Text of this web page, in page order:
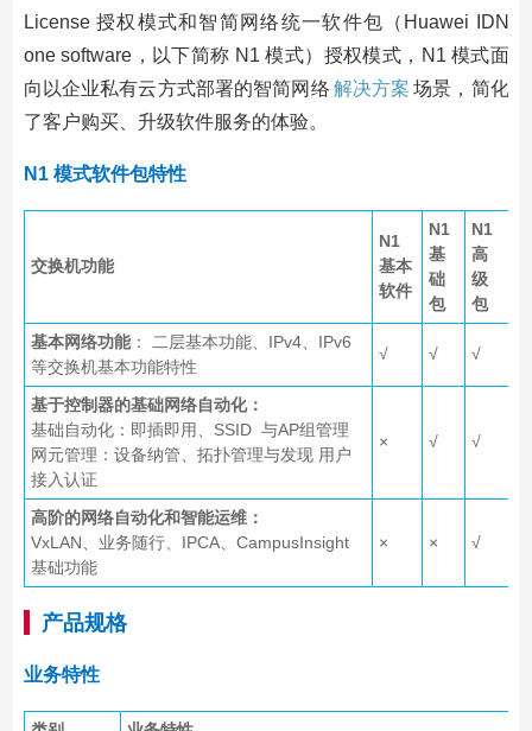
License 授权模式和智简网络统一软件包（Huawei IDN
one software，以下简称 N1 模式）授权模式，N1 模式面
向以企业私有云方式部署的智简网络 解决方案 场景，简化
了客户购买、升级软件服务的体验。
N1 模式软件包特性
交换机功能
N1
基本
软件
N1
基
础
包
N1
高
级
包
基本网络功能： 二层基本功能、IPv4、IPv6
等交换机基本功能特性
√ √ √
基于控制器的基础网络自动化：
基础自动化：即插即用、SSID 与AP组管理
网元管理：设备纳管、拓扑管理与发现 用户
接入认证
× √ √
高阶的网络自动化和智能运维：
VxLAN、业务随行、IPCA、CampusInsight
基础功能
× × √
产品规格
业务特性